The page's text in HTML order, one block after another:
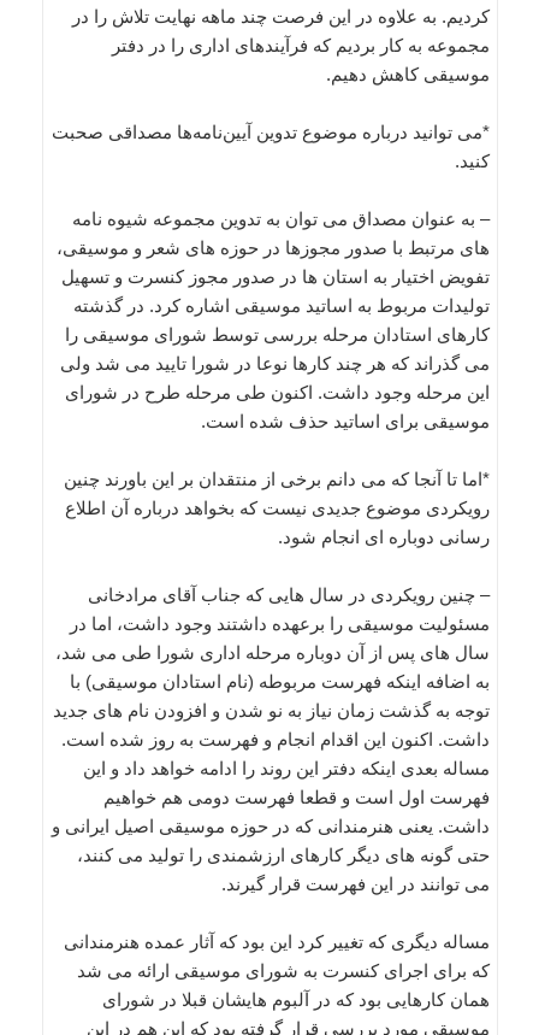
کردیم. به علاوه در این فرصت چند ماهه نهایت تلاش را در
مجموعه به کار بردیم که فرآیندهای اداری را در دفتر
موسیقی کاهش دهیم.
*می توانید درباره موضوع تدوین آیین‌نامه‌ها مصداقی صحبت
کنید.
– به عنوان مصداق می توان به تدوین مجموعه شیوه نامه
های مرتبط با صدور مجوزها در حوزه های شعر و موسیقی،
تفویض اختیار به استان ها در صدور مجوز کنسرت و تسهیل
تولیدات مربوط به اساتید موسیقی اشاره کرد. در گذشته
کارهای استادان مرحله بررسی توسط شورای موسیقی را
می گذراند که هر چند کارها نوعا در شورا تایید می شد ولی
این مرحله وجود داشت. اکنون طی مرحله طرح در شورای
موسیقی برای اساتید حذف شده است.
*اما تا آنجا که می دانم برخی از منتقدان بر این باورند چنین
رویکردی موضوع جدیدی نیست که بخواهد درباره آن اطلاع
رسانی دوباره ای انجام شود.
– چنین رویکردی در سال هایی که جناب آقای مرادخانی
مسئولیت موسیقی را برعهده داشتند وجود داشت، اما در
سال های پس از آن دوباره مرحله اداری شورا طی می شد،
به اضافه اینکه فهرست مربوطه (نام استادان موسیقی) با
توجه به گذشت زمان نیاز به نو شدن و افزودن نام های جدید
داشت. اکنون این اقدام انجام و فهرست به روز شده است.
مساله بعدی اینکه دفتر این روند را ادامه خواهد داد و این
فهرست اول است و قطعا فهرست دومی هم خواهیم
داشت. یعنی هنرمندانی که در حوزه موسیقی اصیل ایرانی و
حتی گونه های دیگر کارهای ارزشمندی را تولید می کنند،
می توانند در این فهرست قرار گیرند.
مساله دیگری که تغییر کرد این بود که آثار عمده هنرمندانی
که برای اجرای کنسرت به شورای موسیقی ارائه می شد
همان کارهایی بود که در آلبوم هایشان قبلا در شورای
موسیقی مورد بررسی قرار گرفته بود که این هم در این